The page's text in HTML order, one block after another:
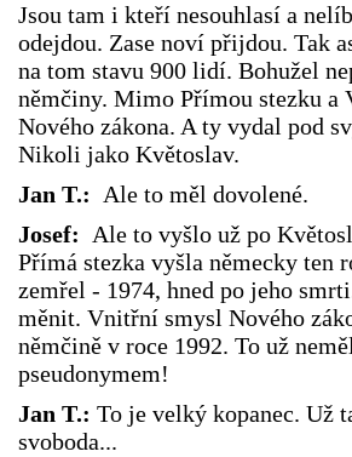
Jsou tam i kteří nesouhlasí a
odejdou. Zase noví přijdou. Tak
na tom stavu 900 lidí. Bohužel
němčiny. Mimo Přímou stezku a
Nového zákona. A ty vydal pod
Nikoli jako Květoslav.
Jan T.: Ale to měl dovolené.
Josef: Ale to vyšlo už po
Přímá stezka vyšla německy ten
zemřel - 1974, hned po jeho
měnit. Vnitřní smysl Nového
němčině v roce 1992. To už
pseudonymem!
Jan T.: To je velký kopanec. Už
svoboda...